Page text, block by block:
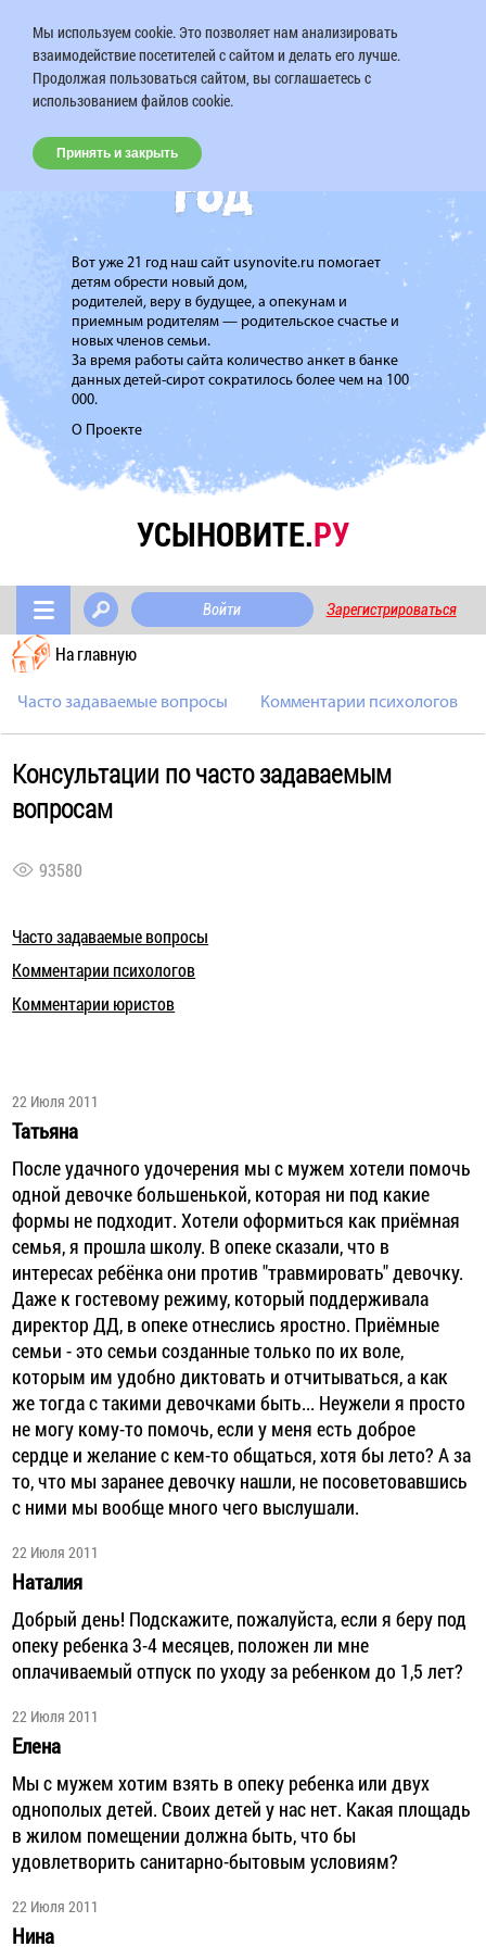
Вот уже 21 год наш сайт usynovite.ru помогает
детям обрести новый дом,
родителей, веру в будущее, а опекунам и
приемным родителям — родительское счастье и
новых членов семьи.
За время работы сайта количество анкет в банке
данных детей-сирот сократилось более чем на 100
000.
О Проекте
УСЫНОВИТЕ.РУ
Войти Зарегистрироваться
На главную
Часто задаваемые вопросы Комментарии психологов
Консультации по часто задаваемым
вопросам
93580
Часто задаваемые вопросы
Комментарии психологов
Комментарии юристов
22 Июля 2011
Татьяна
После удачного удочерения мы с мужем хотели помочь
одной девочке большенькой, которая ни под какие
формы не подходит. Хотели оформиться как приёмная
семья, я прошла школу. В опеке сказали, что в
интересах ребёнка они против "травмировать" девочку.
Даже к гостевому режиму, который поддерживала
директор ДД, в опеке отнеслись яростно. Приёмные
семьи - это семьи созданные только по их воле,
которым им удобно диктовать и отчитываться, а как
же тогда с такими девочками быть... Неужели я просто
не могу кому-то помочь, если у меня есть доброе
сердце и желание с кем-то общаться, хотя бы лето? А за
то, что мы заранее девочку нашли, не посоветовавшись
с ними мы вообще много чего выслушали.
22 Июля 2011
Наталия
Добрый день! Подскажите, пожалуйста, если я беру под
опеку ребенка 3-4 месяцев, положен ли мне
оплачиваемый отпуск по уходу за ребенком до 1,5 лет?
22 Июля 2011
Елена
Мы с мужем хотим взять в опеку ребенка или двух
однополых детей. Своих детей у нас нет. Какая площадь
в жилом помещении должна быть, что бы
удовлетворить санитарно-бытовым условиям?
22 Июля 2011
Нина
Мы используем cookie. Это позволяет нам анализировать
взаимодействие посетителей с сайтом и делать его лучше.
Продолжая пользоваться сайтом, вы соглашаетесь с
использованием файлов cookie.
Принять и закрыть